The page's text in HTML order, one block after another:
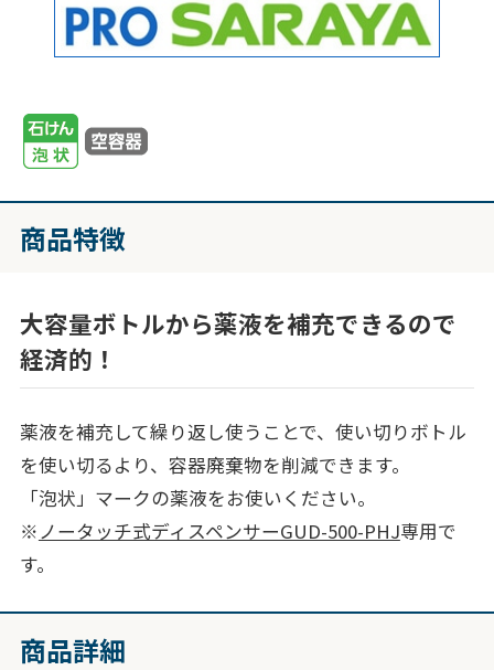
商品特徴
大容量ボトルから薬液を補充できるので
経済的！
薬液を補充して繰り返し使うことで、使い切りボトル
を使い切るより、容器廃棄物を削減できます。
「泡状」マークの薬液をお使いください。
※ ノータッチ式ディスペンサーGUD-500-PHJ専用で
す。
商品詳細